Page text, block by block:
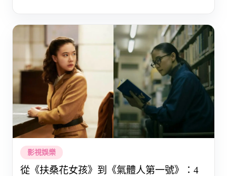
影視娛樂
從《扶桑花女孩》到《氣體人第一號》：4